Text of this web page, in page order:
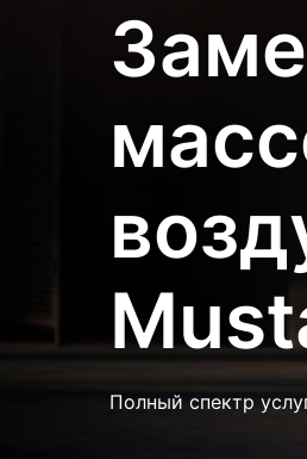
Полный спектр